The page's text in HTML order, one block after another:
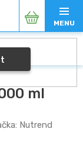
Nákupní
košík
ml
Nutrend